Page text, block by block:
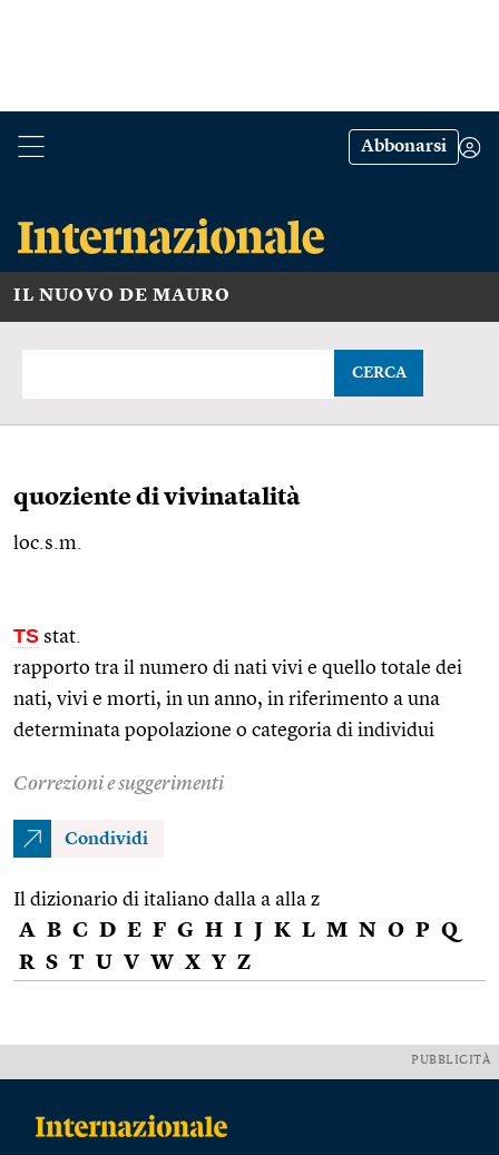
Abbonarsi
IL NUOVO DE MAURO
CERCA
quoziente di vivinatalità
loc.s.m.
TS stat.
rapporto tra il numero di nati vivi e quello totale dei
nati, vivi e morti, in un anno, in riferimento a una
determinata popolazione o categoria di individui
Correzioni e suggerimenti
Condividi
Il dizionario di italiano dalla a alla z
A B C D E F G H I J K L M N O P Q
R S T U V W X Y Z
PUBBLICITÀ